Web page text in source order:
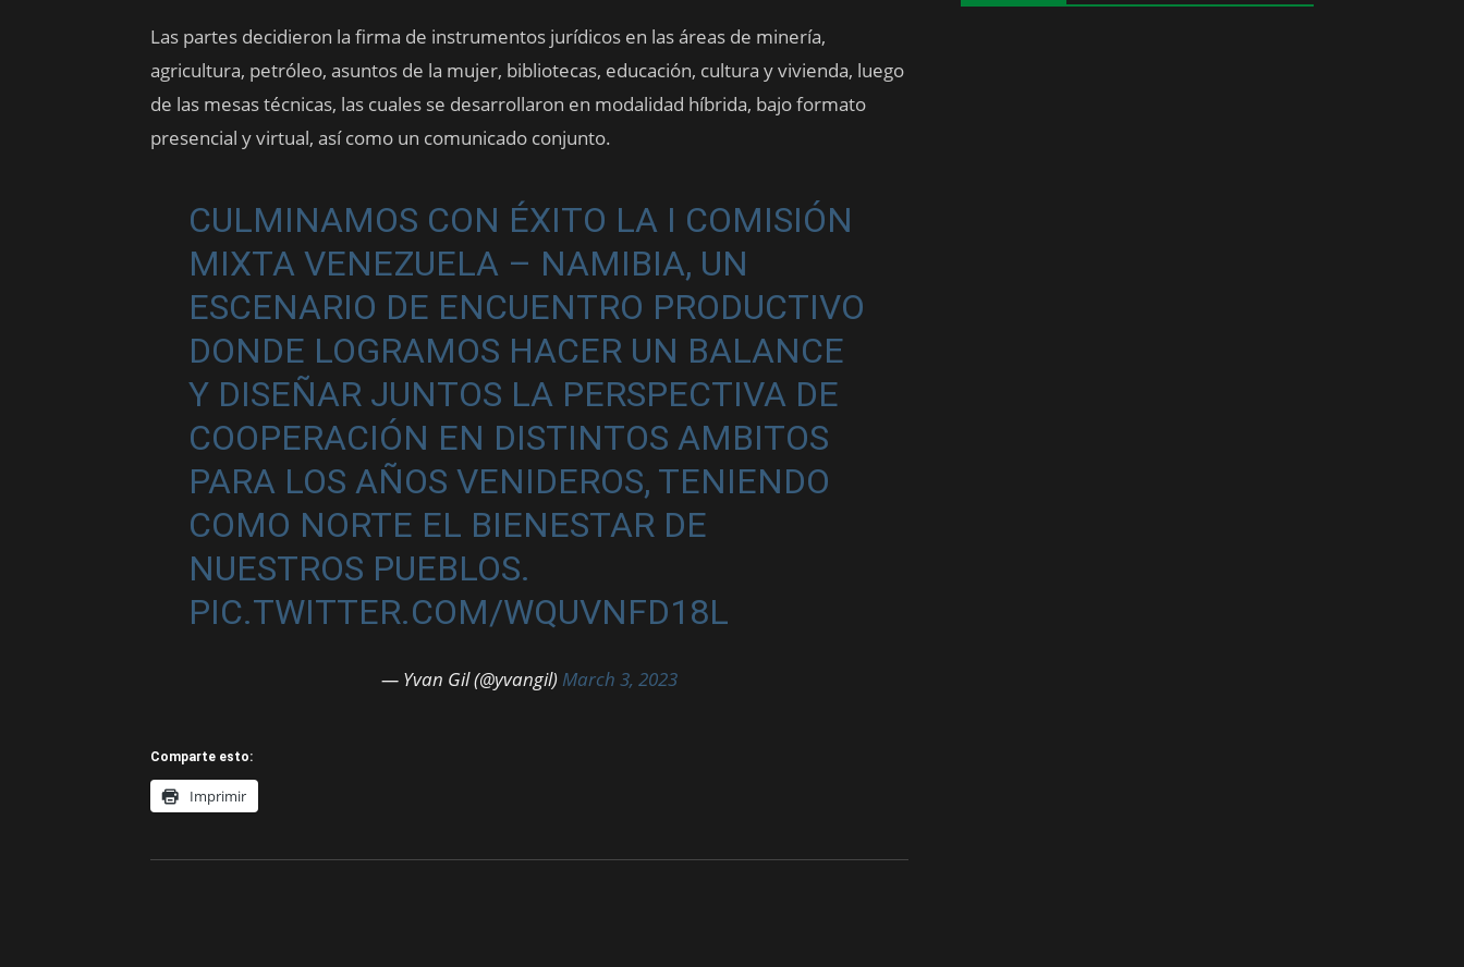
Las partes decidieron la firma de instrumentos jurídicos en las áreas de minería,
agricultura, petróleo, asuntos de la mujer, bibliotecas, educación, cultura y vivienda, luego
de las mesas técnicas, las cuales se desarrollaron en modalidad híbrida, bajo formato
presencial y virtual, así como un comunicado conjunto.
CULMINAMOS CON ÉXITO LA I COMISIÓN
MIXTA VENEZUELA – NAMIBIA, UN
ESCENARIO DE ENCUENTRO PRODUCTIVO
DONDE LOGRAMOS HACER UN BALANCE
Y DISEÑAR JUNTOS LA PERSPECTIVA DE
COOPERACIÓN EN DISTINTOS AMBITOS
PARA LOS AÑOS VENIDEROS, TENIENDO
COMO NORTE EL BIENESTAR DE
NUESTROS PUEBLOS.
PIC.TWITTER.COM/WQUVNFD18L
— Yvan Gil (@yvangil) March 3, 2023
Comparte esto:
Imprimir